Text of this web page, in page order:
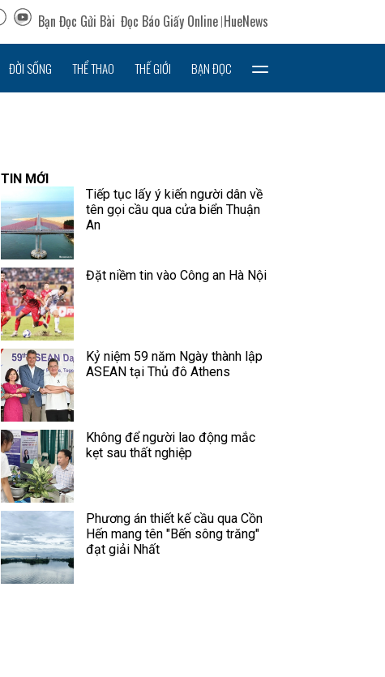
Bạn Đọc Gửi Bài Đọc Báo Giấy Online HueNews
ĐỜI SỐNG THỂ THAO THẾ GIỚI BẠN ĐỌC
TIN MỚI
Tiếp tục lấy ý kiến người dân về
tên gọi cầu qua cửa biển Thuận
An
Đặt niềm tin vào Công an Hà Nội
Kỷ niệm 59 năm Ngày thành lập
ASEAN tại Thủ đô Athens
Không để người lao động mắc
kẹt sau thất nghiệp
Phương án thiết kế cầu qua Cồn
Hến mang tên "Bến sông trăng"
đạt giải Nhất